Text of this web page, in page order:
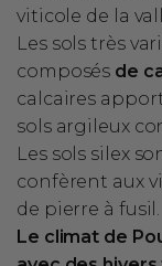
viticole de la
Les sols très
composés de
calcaires
sols argileux
Les sols silex
confèrent aux
de pierre à fusil.
Le climat de